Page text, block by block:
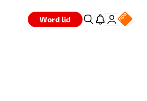
Word lid